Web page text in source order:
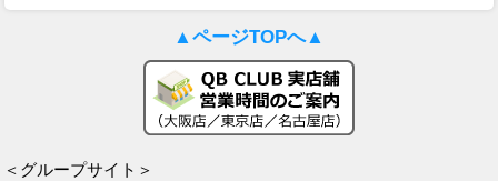
▲ページTOPへ▲
＜グループサイト＞